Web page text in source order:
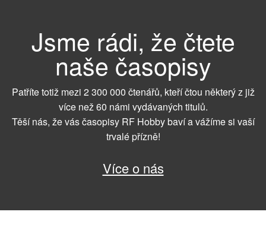
Jsme rádi, že čtete
naše časopisy
Patříte totiž mezi 2 300 000 čtenářů, kteří čtou některý z již
více než 60 námi vydávaných titulů.
Těší nás, že vás časopisy RF Hobby baví a vážíme si vaší
trvalé přízně!
Více o nás